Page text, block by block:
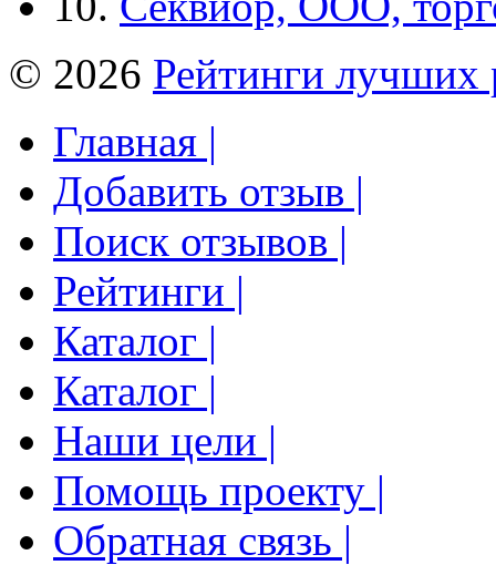
© 2026 Рейтинги лучших
Главная |
Добавить отзыв |
Поиск отзывов |
Рейтинги |
Каталог |
Каталог |
Наши цели |
Помощь проекту |
Обратная связь |